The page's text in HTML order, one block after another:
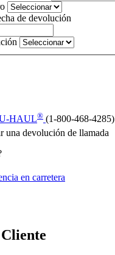
de devolución
HAUL® (1-800-468-4285)
una devolución de llamada
en carretera